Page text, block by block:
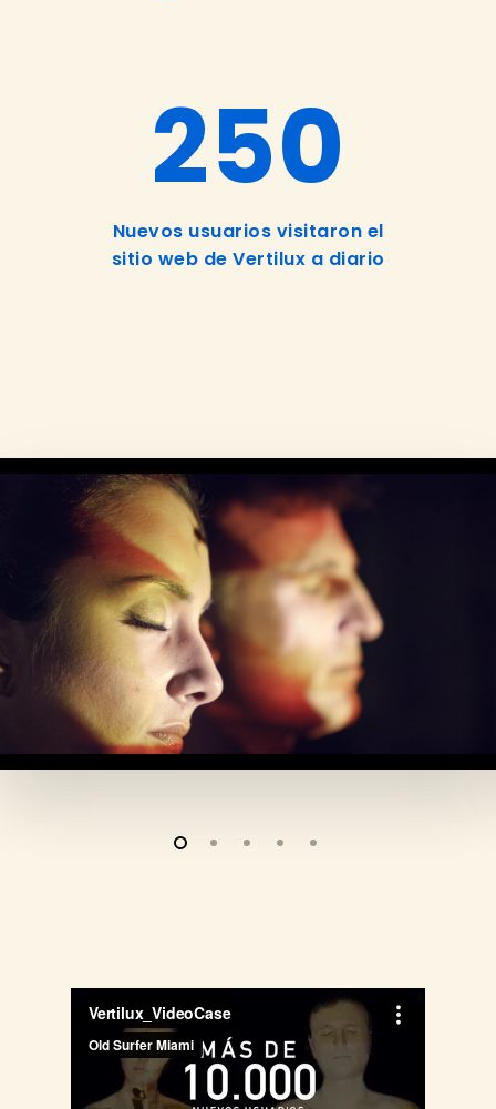
250
Nuevos usuarios visitaron el
sitio web de Vertilux a diario